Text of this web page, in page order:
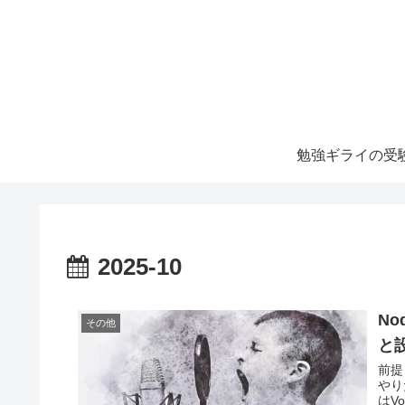
勉強ギライの受
2025-10
その他
と
前
や
は